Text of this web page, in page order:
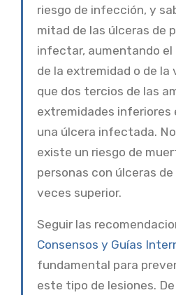
riesgo de infección, y
mitad de las úlceras de
infectar, aumentando el
de la extremidad o de la
que dos tercios de las
extremidades inferiores
una úlcera infectada.
existe un riesgo de
personas con úlceras
veces superior.
Seguir las
Consensos y Guías
fundamental para
este tipo de lesiones.